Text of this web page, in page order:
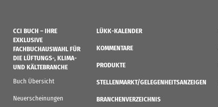
CCI BUCH – IHRE
EXKLUSIVE
FACHBUCHAUSWAHL FÜR
DIE LÜFTUNGS-, KLIMA-
UND KÄLTEBRANCHE
Buch Übersicht
Neuerscheinungen
LÜKK-KALENDER
KOMMENTARE
PRODUKTE
STELLENMARKT/GELEGENHEITSANZEIGEN
BRANCHENVERZEICHNIS